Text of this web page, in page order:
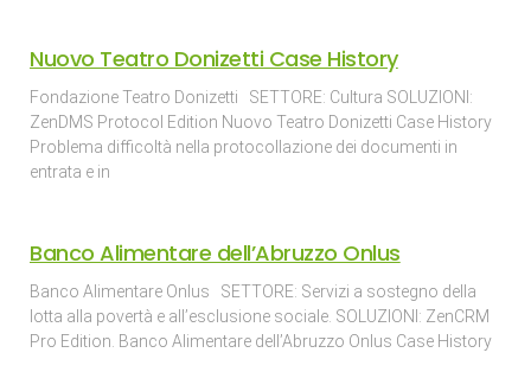
Nuovo Teatro Donizetti Case History
Fondazione Teatro Donizetti SETTORE: Cultura SOLUZIONI:
ZenDMS Protocol Edition Nuovo Teatro Donizetti Case History
Problema difficoltà nella protocollazione dei documenti in
entrata e in
Banco Alimentare dell’Abruzzo Onlus
Banco Alimentare Onlus SETTORE: Servizi a sostegno della
lotta alla povertà e all’esclusione sociale. SOLUZIONI: ZenCRM
Pro Edition. Banco Alimentare dell’Abruzzo Onlus Case History